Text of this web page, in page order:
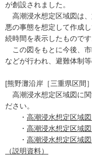
が創設されました。
高潮浸水想定区域図は
悪の事態を想定して作成
続時間を表示したものです
この図をもとに今後、
などが行われ、避難体制
[熊野灘沿岸［三重県区間
高潮浸水想定区域図に関
ださい。
・ 高潮浸水想定区域
・ 高潮浸水想定区域図
・ 高潮浸水想定区域
（説明資料）